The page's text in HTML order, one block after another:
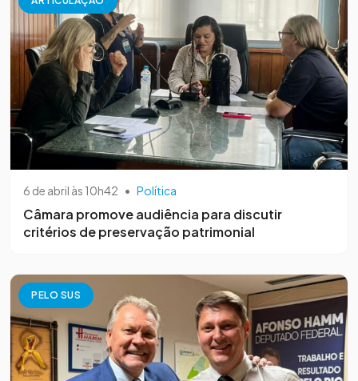
6 de abril às 10h42 • Política
Câmara promove audiência para discutir
critérios de preservação patrimonial
PELO SUS